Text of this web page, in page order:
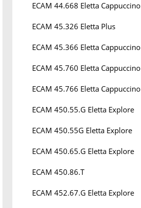
ECAM 44.668 Eletta Cappuccino
ECAM 45.326 Eletta Plus
ECAM 45.366 Eletta Cappuccino
ECAM 45.760 Eletta Cappuccino
ECAM 45.766 Eletta Cappuccino
ECAM 450.55.G Eletta Explore
ECAM 450.55G Eletta Explore
ECAM 450.65.G Eletta Explore
ECAM 450.86.T
ECAM 452.67.G Eletta Explore